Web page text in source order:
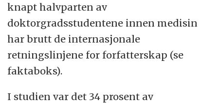
knapt halvparten av
doktorgradsstudentene innen medisin
har brutt de internasjonale
retningslinjene for forfatterskap (se
faktaboks).
I studien var det 34 prosent av